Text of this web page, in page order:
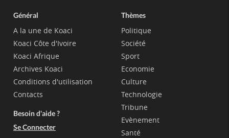
Général
A la une de Koaci
Koaci Côte d'Ivoire
Koaci Afrique
Archives Koaci
Conditions d'utilisation
Contacts
Besoin d'aide ?
Se Connecter
Thèmes
Politique
Société
Sport
Economie
Culture
Technologie
Tribune
Evènement
Santé